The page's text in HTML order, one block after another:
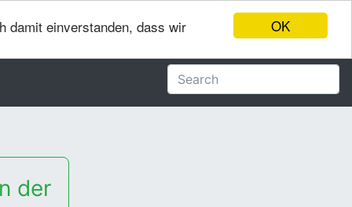
OK
damit einverstanden, dass wir
der